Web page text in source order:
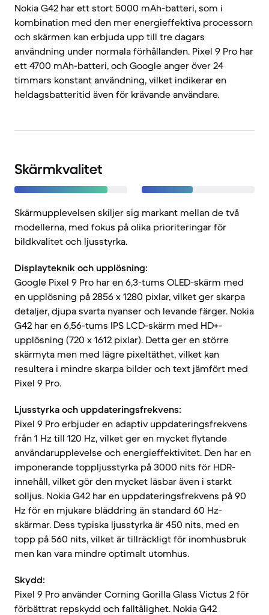
Nokia G42 har ett stort 5000 mAh-batteri, som i
kombination med den mer energieffektiva processorn
och skärmen kan erbjuda upp till tre dagars
användning under normala förhållanden. Pixel 9 Pro har
ett 4700 mAh-batteri, och Google anger över 24
timmars konstant användning, vilket indikerar en
heldagsbatteritid även för krävande användare.
Skärmkvalitet
Skärmupplevelsen skiljer sig markant mellan de två
modellerna, med fokus på olika prioriteringar för
bildkvalitet och ljusstyrka.
Displayteknik och upplösning:
Google Pixel 9 Pro har en 6,3-tums OLED-skärm med
en upplösning på 2856 x 1280 pixlar, vilket ger skarpa
detaljer, djupa svarta nyanser och levande färger. Nokia
G42 har en 6,56-tums IPS LCD-skärm med HD+-
upplösning (720 x 1612 pixlar). Detta ger en större
skärmyta men med lägre pixeltäthet, vilket kan
resultera i mindre skarpa bilder och text jämfört med
Pixel 9 Pro.
Ljusstyrka och uppdateringsfrekvens:
Pixel 9 Pro erbjuder en adaptiv uppdateringsfrekvens
från 1 Hz till 120 Hz, vilket ger en mycket flytande
användarupplevelse och energieffektivitet. Den har en
imponerande toppljusstyrka på 3000 nits för HDR-
innehåll, vilket gör den mycket läsbar även i starkt
solljus. Nokia G42 har en uppdateringsfrekvens på 90
Hz för en mjukare bläddring än standard 60 Hz-
skärmar. Dess typiska ljusstyrka är 450 nits, med en
topp på 560 nits, vilket är tillräckligt för inomhusbruk
men kan vara mindre optimalt utomhus.
Skydd:
Pixel 9 Pro använder Corning Gorilla Glass Victus 2 för
förbättrat repskydd och falltålighet. Nokia G42